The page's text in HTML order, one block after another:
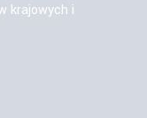
krajowych i